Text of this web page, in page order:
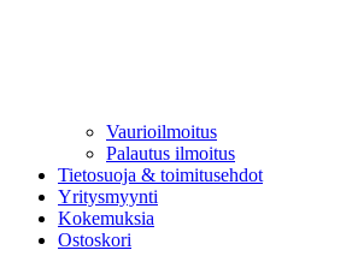
Vaurioilmoitus
Palautus ilmoitus
Tietosuoja & toimitusehdot
Yritysmyynti
Kokemuksia
Ostoskori